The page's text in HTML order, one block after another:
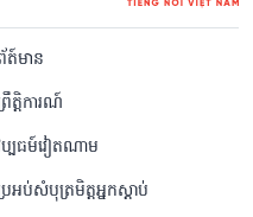
ត៍មាន
រឹត្តិការណ៍
ប្បធម៍វៀតណាម
រអប់សំបុត្រមិត្តអ្នកស្តាប់